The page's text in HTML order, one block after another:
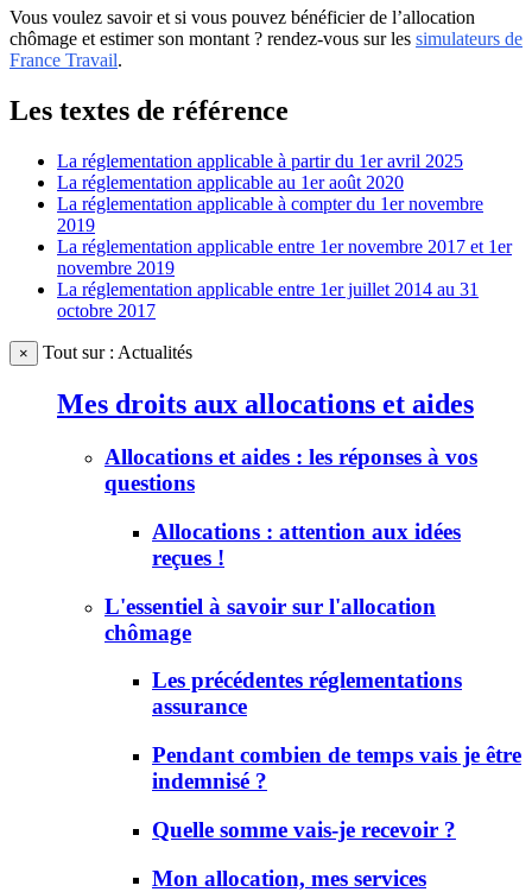
Vous voulez savoir et si vous pouvez bénéficier de l’allocation
chômage et estimer son montant ? rendez-vous sur les simulateurs de
France Travail.
Les textes de référence
La réglementation applicable à partir du 1er avril 2025
La réglementation applicable au 1er août 2020
La réglementation applicable à compter du 1er novembre
2019
La réglementation applicable entre 1er novembre 2017 et 1er
novembre 2019
La réglementation applicable entre 1er juillet 2014 au 31
octobre 2017
× Tout sur : Actualités
Mes droits aux allocations et aides
Allocations et aides : les réponses à vos
questions
Allocations : attention aux idées
reçues !
L'essentiel à savoir sur l'allocation
chômage
Les précédentes réglementations
assurance
Pendant combien de temps vais je être
indemnisé ?
Quelle somme vais-je recevoir ?
Mon allocation, mes services